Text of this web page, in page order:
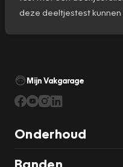
deze deeltjestest
Mijn Vakgarage
Onderhoud
Banden